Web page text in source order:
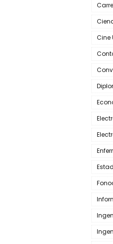
Cine